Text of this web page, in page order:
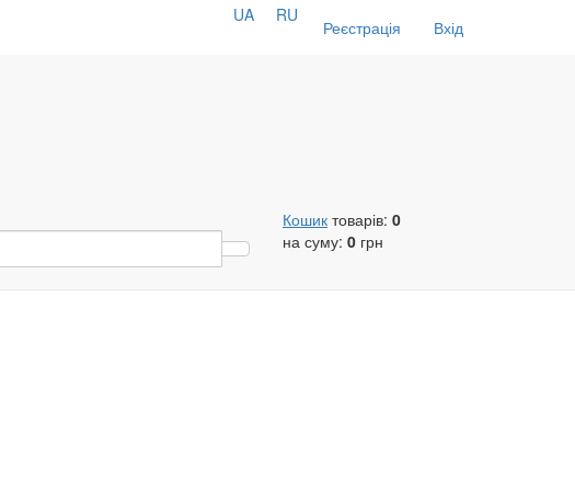
Реєстрація Вхід
UA RU
Кошик товарів: 0
на суму: 0 грн